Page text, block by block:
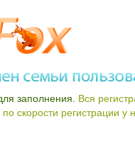
заполнения. Вся
скорости регистрации у